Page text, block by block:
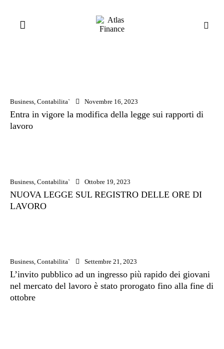
Business Contabilita` Novembre 16, 2023
Entra in vigore la modifica della legge sui rapporti di
lavoro
Business Contabilita` Ottobre 19, 2023
NUOVA LEGGE SUL REGISTRO DELLE ORE DI
LAVORO
Business, Contabilita` Settembre 21, 2023
L’invito pubblico ad un ingresso più rapido dei giovani
nel mercato del lavoro è stato prorogato fino alla fine di
ottobre